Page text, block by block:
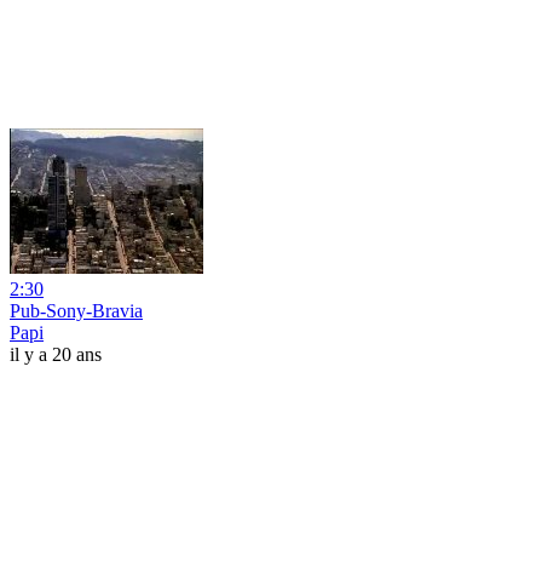
2:30
Pub-Sony-Bravia
Papi
il y a 20 ans